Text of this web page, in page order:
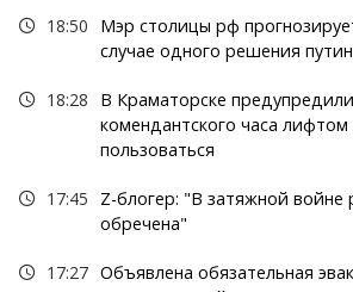
18:50
Мэр столицы рф
случае одного решения
18:28
В Краматорске
комендантского часа
пользоваться
17:45
Z-блогер: "В затяжной войне
обречена"
17:27 Объявлена обязательная